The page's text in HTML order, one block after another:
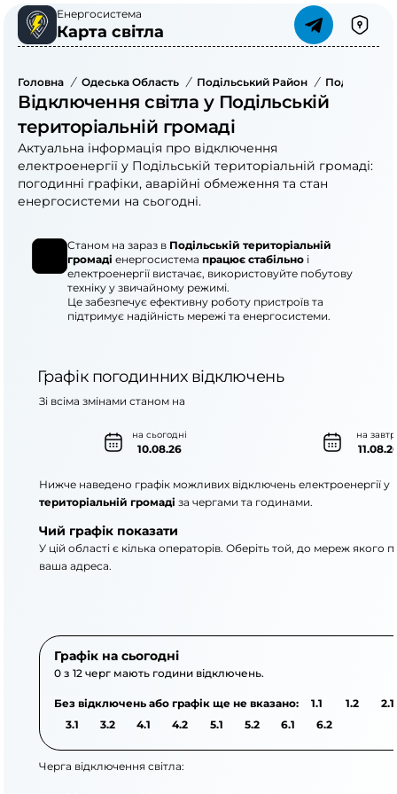
Енергосистема
Карта світла
Головна / Одеська Область / Подільський Район / Подільська
Відключення світла у Подільській
територіальній громаді
Актуальна інформація про відключення
електроенергії у Подільській територіальній громаді:
погодинні графіки, аварійні обмеження та стан
енергосистеми на сьогодні.
Станом на зараз в Подільській територіальній
громаді енергосистема працює стабільно і
електроенергії вистачає, використовуйте побутову
техніку у звичайному режимі.
Це забезпечує ефективну роботу пристроїв та
підтримує надійність мережі та енергосистеми.
Графік погодинних відключень
на сьогодні
10.08.26
на
Зі всіма змінами станом на
Нижче наведено графік можливих відключень електроенергії у
територіальній громаді за чергами та годинами.
Чий графік показати
У цій області є кілька операторів. Оберіть той, до мереж якого
ваша адреса.
Графік на сьогодні
0 з 12 черг мають години відключень.
Без відключень або графік ще не вказано: 1.1 1.2
2.1
3.1
3.2 4.1 4.2 5.1 5.2 6.1 6.2
Черга відключення світла: